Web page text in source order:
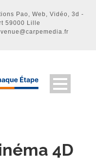
Pao, Web, Vidéo, 3d -
59000 Lille
4D